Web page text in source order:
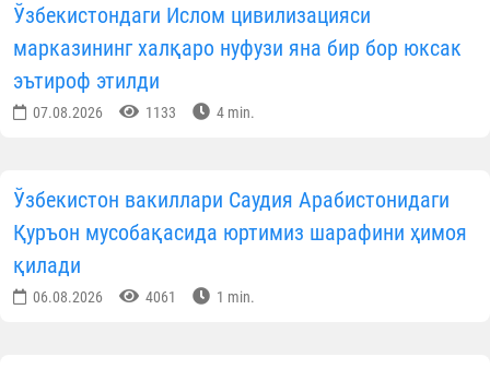
Ўзбекистондаги Ислом цивилизацияси
марказининг халқаро нуфузи яна бир бор юксак
эътироф этилди
07.08.2026 1133 4 min.
Ўзбекистон вакиллари Саудия Арабистонидаги
Қуръон мусобақасида юртимиз шарафини ҳимоя
қилади
06.08.2026 4061 1 min.